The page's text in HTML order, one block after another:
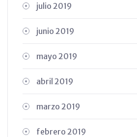
julio 2019
junio 2019
mayo 2019
abril 2019
marzo 2019
febrero 2019